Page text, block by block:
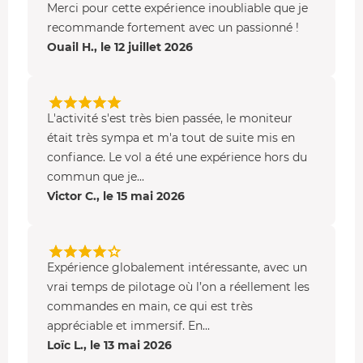
polyvalent et complet au niveau des équipements, de
l'instrumentation et de l'avionique, il a une puissance est
Merci pour cette expérience inoubliable que je
recommande fortement avec un passionné !
Ouail H., le 12 juillet 2026
L'activité s'est très bien passée, le moniteur
était très sympa et m'a tout de suite mis en
confiance. Le vol a été une expérience hors du
commun que je...
Victor C., le 15 mai 2026
Expérience globalement intéressante, avec un
vrai temps de pilotage où l’on a réellement les
commandes en main, ce qui est très
appréciable et immersif. En...
Loïc L., le 13 mai 2026